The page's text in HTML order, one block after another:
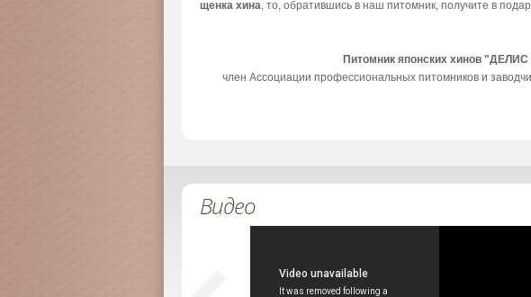
щенка хина, то, обратившись в наш питомник, получите в
Питомник японских хинов
член Ассоциации профессиональных питомников и
Видео